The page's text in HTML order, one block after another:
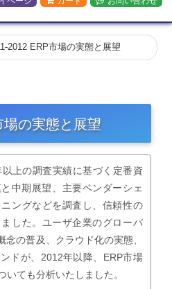
2012 ERP市場の実態と展望
場の実態と展望
上の調査実績に基づく定番資
中期展望、主要ベンダーシェ
ングなどを調査し、信頼性の
した。ユーザ企業のグローバ
の普及、クラウド化の実態、
ドが、2012年以降、ERP市場
いても分析いたしました。